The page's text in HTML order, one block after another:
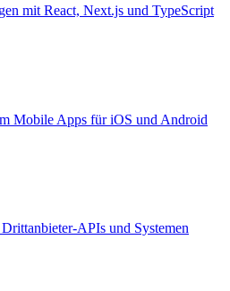
mit React, Next.js und TypeScript
Mobile Apps für iOS und Android
APIs und Systemen